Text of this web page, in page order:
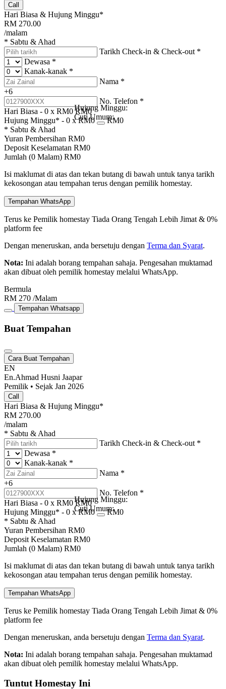
Call
Hari Biasa & Hujung Minggu*
RM 270.00
/malam
* Sabtu & Ahad
Tarikh Check-in & Check-out *
Dewasa *
Kanak-kanak *
Nama *
+6
No. Telefon *
Hari Biasa - 0 x RM0 RM0
Hujung Minggu* - 0 x RM0
Hujung Minggu:
Cuti Umum:RM0
* Sabtu & Ahad
Yuran Pembersihan RM0
Deposit Keselamatan RM0
Jumlah (0 Malam) RM0
Isi maklumat di atas dan tekan butang di bawah untuk tanya tarikh
kekosongan atau tempahan terus dengan pemilik homestay.
Tempahan WhatsApp
Terus ke Pemilik homestay Tiada Orang Tengah Lebih Jimat & 0%
platform fee
Dengan meneruskan, anda bersetuju dengan Terma dan Syarat.
Nota: Ini adalah borang tempahan sahaja. Pengesahan muktamad
akan dibuat oleh pemilik homestay melalui WhatsApp.
Bermula
RM 270 /Malam
Tempahan Whatsapp
Buat Tempahan
Cara Buat Tempahan
EN
En.Ahmad Husni Jaapar
Pemilik • Sejak Jan 2026
Call
Hari Biasa & Hujung Minggu*
RM 270.00
/malam
* Sabtu & Ahad
Tarikh Check-in & Check-out *
Dewasa *
Kanak-kanak *
Nama *
+6
No. Telefon *
Hari Biasa - 0 x RM0 RM0
Hujung Minggu* - 0 x RM0
Hujung Minggu:
Cuti Umum:RM0
* Sabtu & Ahad
Yuran Pembersihan RM0
Deposit Keselamatan RM0
Jumlah (0 Malam) RM0
Isi maklumat di atas dan tekan butang di bawah untuk tanya tarikh
kekosongan atau tempahan terus dengan pemilik homestay.
Tempahan WhatsApp
Terus ke Pemilik homestay Tiada Orang Tengah Lebih Jimat & 0%
platform fee
Dengan meneruskan, anda bersetuju dengan Terma dan Syarat.
Nota: Ini adalah borang tempahan sahaja. Pengesahan muktamad
akan dibuat oleh pemilik homestay melalui WhatsApp.
Tuntut Homestay Ini